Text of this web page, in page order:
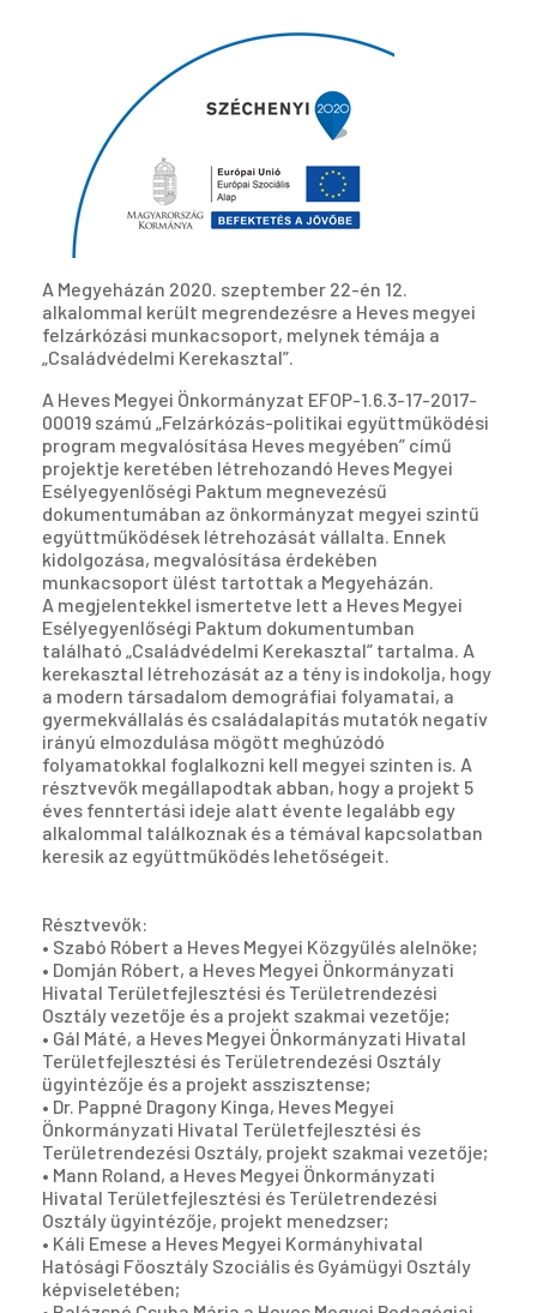
A Megyeházán 2020. szeptember 22-én 12.
alkalommal került megrendezésre a Heves megyei
felzárkózási munkacsoport, melynek témája a
„Családvédelmi Kerekasztal”.
A Heves Megyei Önkormányzat EFOP-1.6.3-17-2017-
00019 számú „Felzárkózás-politikai együttműködési
program megvalósítása Heves megyében” című
projektje keretében létrehozandó Heves Megyei
Esélyegyenlőségi Paktum megnevezésű
dokumentumában az önkormányzat megyei szintű
együttműködések létrehozását vállalta. Ennek
kidolgozása, megvalósítása érdekében
munkacsoport ülést tartottak a Megyeházán.
A megjelentekkel ismertetve lett a Heves Megyei
Esélyegyenlőségi Paktum dokumentumban
található „Családvédelmi Kerekasztal” tartalma. A
kerekasztal létrehozását az a tény is indokolja, hogy
a modern társadalom demográfiai folyamatai, a
gyermekvállalás és családalapítás mutatók negatív
irányú elmozdulása mögött meghúzódó
folyamatokkal foglalkozni kell megyei szinten is. A
résztvevők megállapodtak abban, hogy a projekt 5
éves fenntertási ideje alatt évente legalább egy
alkalommal találkoznak és a témával kapcsolatban
keresik az együttműködés lehetőségeit.
Résztvevők:
• Szabó Róbert a Heves Megyei Közgyűlés alelnöke;
• Domján Róbert, a Heves Megyei Önkormányzati
Hivatal Területfejlesztési és Területrendezési
Osztály vezetője és a projekt szakmai vezetője;
• Gál Máté, a Heves Megyei Önkormányzati Hivatal
Területfejlesztési és Területrendezési Osztály
ügyintézője és a projekt asszisztense;
• Dr. Pappné Dragony Kinga, Heves Megyei
Önkormányzati Hivatal Területfejlesztési és
Területrendezési Osztály, projekt szakmai vezetője;
• Mann Roland, a Heves Megyei Önkormányzati
Hivatal Területfejlesztési és Területrendezési
Osztály ügyintézője, projekt menedzser;
• Káli Emese a Heves Megyei Kormányhivatal
Hatósági Főosztály Szociális és Gyámügyi Osztály
képviseletében;